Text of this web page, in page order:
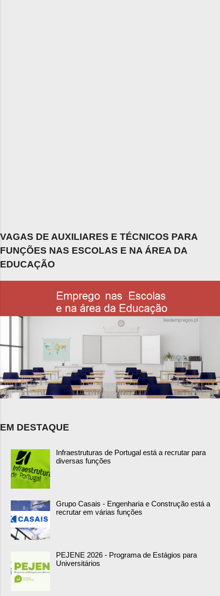
VAGAS DE AUXILIARES E TÉCNICOS PARA
FUNÇÕES NAS ESCOLAS E NA ÁREA DA
EDUCAÇÃO
EM DESTAQUE
Infraestruturas de Portugal está a recrutar para
diversas funções
Grupo Casais - Engenharia e Construção está a
recrutar em várias funções
PEJENE 2026 - Programa de Estágios para
Universitários